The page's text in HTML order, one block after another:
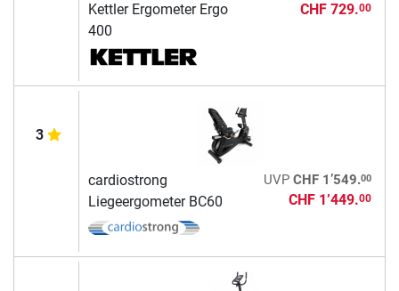
Kettler Ergometer Ergo
400
CHF 729.00
3
cardiostrong
Liegeergometer BC60
UVP CHF 1’549.00
CHF 1’449.00